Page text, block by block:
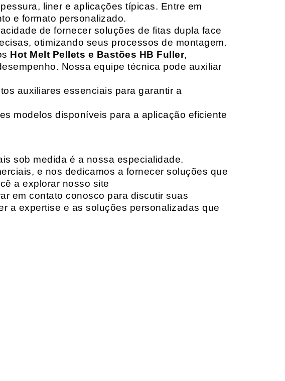
liner e aplicações típicas. Entre em
e formato personalizado.
de fornecer soluções de fitas dupla face
otimizando seus processos de montagem.
Hot Melt Pellets e Bastões HB Fuller,
Nossa equipe técnica pode auxiliar
auxiliares essenciais para garantir a
modelos disponíveis para a aplicação eficiente
sob medida é a nossa especialidade.
e nos dedicamos a fornecer soluções que
a explorar nosso site
em contato conosco para discutir suas
a expertise e as soluções personalizadas que